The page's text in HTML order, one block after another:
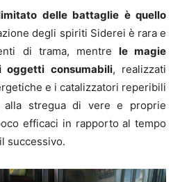
delle battaglie è quello
degli spiriti Siderei è rara e
di trama, mentre le magie
oggetti consumabili, realizzati
e i catalizzatori reperibili
alla stregua di vere e proprie
efficaci in rapporto al tempo
successivo.